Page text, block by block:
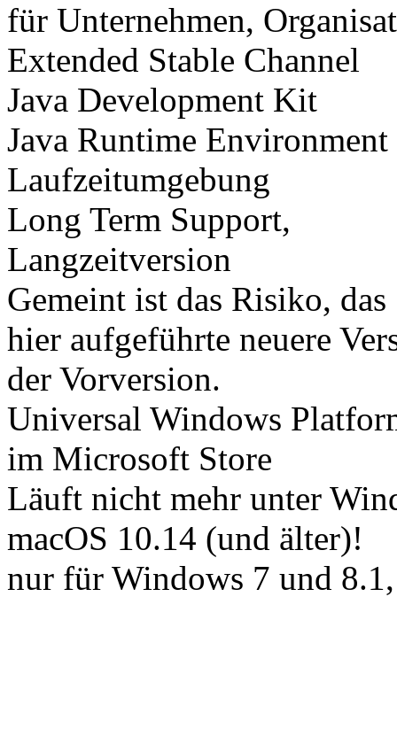
für Unternehmen,
Extended Stable Channel
Java Development Kit
Java Runtime Environment
Laufzeitumgebung
Long Term Support,
Langzeitversion
Gemeint ist das Risiko,
hier aufgeführte neuere
der Vorversion.
Universal Windows
im Microsoft Store
Läuft nicht mehr unter
macOS 10.14 (und älter)!
nur für Windows 7 und